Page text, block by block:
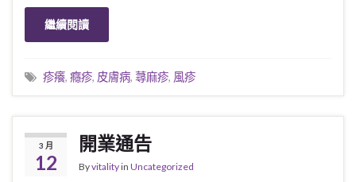
繼續閱讀
疹癢, 癮疹, 皮膚病, 蕁麻疹, 風疹
3 月
12
開業通告
Byvitalityin Uncategorized